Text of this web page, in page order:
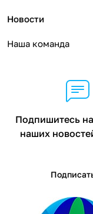
Новости
Наша команда
Подпишитесь
наших